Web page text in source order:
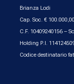
Brianza Lodi
Cap. Soc. €
C.F. 10409240156 –
Holding P.I.
Codice destinatario